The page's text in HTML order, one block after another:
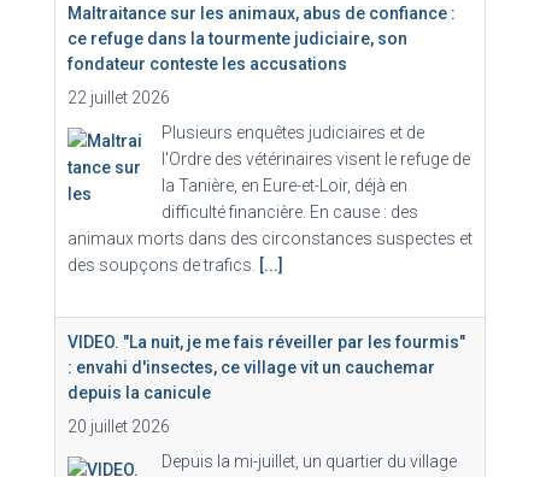
Maltraitance sur les animaux, abus de confiance :
ce refuge dans la tourmente judiciaire, son
fondateur conteste les accusations
22 juillet 2026
Plusieurs enquêtes judiciaires et de
l'Ordre des vétérinaires visent le refuge de
la Tanière, en Eure-et-Loir, déjà en
difficulté financière. En cause : des
animaux morts dans des circonstances suspectes et
des soupçons de trafics.
[...]
VIDEO. "La nuit, je me fais réveiller par les fourmis"
: envahi d'insectes, ce village vit un cauchemar
depuis la canicule
20 juillet 2026
Depuis la mi-juillet, un quartier du village